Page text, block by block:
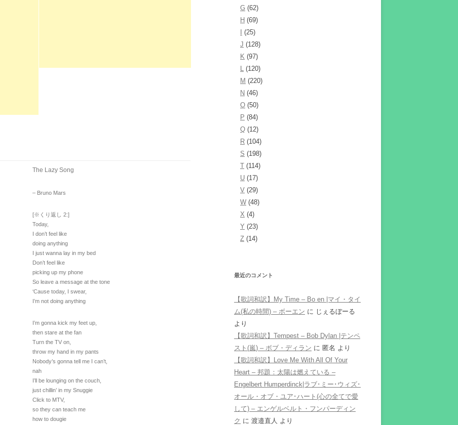
The Lazy Song
– Bruno Mars
[※くり返し 2:]
Today,
I don’t feel like
doing anything
I just wanna lay in my bed
Don’t feel like
picking up my phone
So leave a message at the tone
‘Cause today, I swear,
I’m not doing anything
I’m gonna kick my feet up,
then stare at the fan
Turn the TV on,
throw my hand in my pants
Nobody’s gonna tell me I can’t,
nah
I’ll be lounging on the couch,
just chillin’ in my Snuggie
Click to MTV,
so they can teach me
how to dougie
G (62)
H (69)
(25)
J (128)
K (97)
L (120)
M (220)
N (46)
O (50)
P (84)
Q (12)
R (104)
S (198)
T (114)
U (17)
V (29)
W (48)
X (4)
Y (23)
Z (14)
最近のコメント
【歌詞和訳】My Time – Bo en |マイ・タイ
ム(私の時間) – ボーエン に じぇるぼーる
より
【歌詞和訳】Tempest – Bob Dylan |テンペ
スト(嵐) – ボブ・ディラン に 匿名 より
【歌詞和訳】Love Me With All Of Your
Heart – 邦題：太陽は燃えている –
Engelbert Humperdinck|ラブ･ミー･ウィズ･
オール・オブ・ユア･ハート(心の全てで愛
して) – エンゲルベルト・フンパーディン
ク に 渡邉直人 より